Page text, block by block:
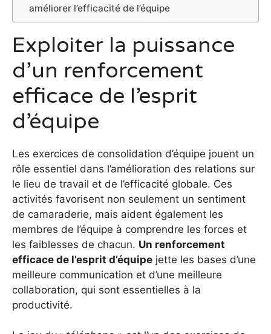
améliorer l’efficacité de l’équipe
Exploiter la puissance
d’un renforcement
efficace de l’esprit
d’équipe
Les exercices de consolidation d’équipe jouent un
rôle essentiel dans l’amélioration des relations sur
le lieu de travail et de l’efficacité globale. Ces
activités favorisent non seulement un sentiment
de camaraderie, mais aident également les
membres de l’équipe à comprendre les forces et
les faiblesses de chacun. Un renforcement
efficace de l’esprit d’équipe jette les bases d’une
meilleure communication et d’une meilleure
collaboration, qui sont essentielles à la
productivité.